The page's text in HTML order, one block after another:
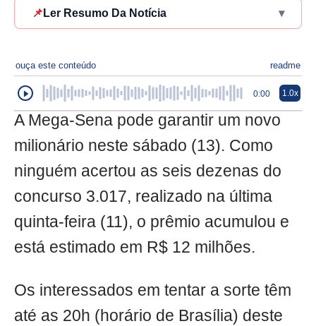
📌 Ler Resumo Da Notícia ▾
ouça este conteúdo readme
0:00 1.0x
A Mega-Sena pode garantir um novo
milionário neste sábado (13). Como
ninguém acertou as seis dezenas do
concurso 3.017, realizado na última
quinta-feira (11), o prêmio acumulou e
está estimado em R$ 12 milhões.
Os interessados em tentar a sorte têm
até as 20h (horário de Brasília) deste